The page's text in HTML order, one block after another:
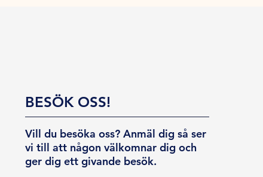
BESÖK OSS!
Vill du besöka oss? Anmäl dig så ser
vi till att någon välkomnar dig och
ger dig ett givande besök.